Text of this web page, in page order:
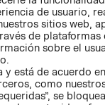
GIFT CARD
AVISO DE
COOKIES
de usuario,
sitios web,
de plataformas
sobre el
y está de acuerdo
como
se